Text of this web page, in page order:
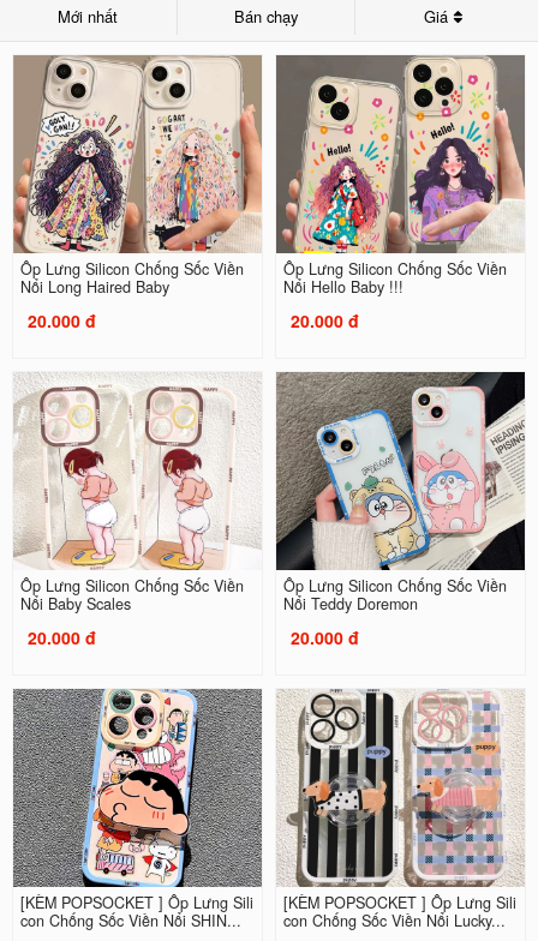
Mới nhất Bán chạy Giá
Ốp Lưng Silicon Chống Sốc Viền
Nổi Long Haired Baby
20.000 đ
Ốp Lưng Silicon Chống Sốc Viền
Nổi Hello Baby !!!
20.000 đ
Ốp Lưng Silicon Chống Sốc Viền
Nổi Baby Scales
20.000 đ
Ốp Lưng Silicon Chống Sốc Viền
Nổi Teddy Doremon
20.000 đ
[KÈM POPSOCKET ] Ốp Lưng Sili
con Chống Sốc Viền Nổi SHIN...
[KÈM POPSOCKET ] Ốp Lưng Sili
con Chống Sốc Viền Nổi Lucky...